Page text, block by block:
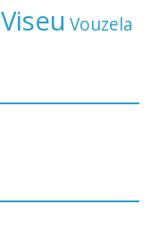
Viseu Vouzela